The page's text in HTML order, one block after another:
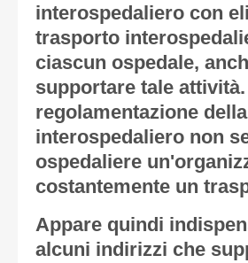
interospedaliero con
trasporto
ciascun ospedale,
supportare tale
regolamentazione
interospedaliero non
ospedaliere
costantemente un
Appare quindi
alcuni indirizzi che